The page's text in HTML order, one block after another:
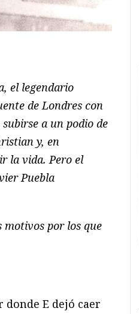
el legendario
de Londres con
a un podio de
y, en
la vida. Pero el
Puebla
motivos por los que
donde E dejó caer